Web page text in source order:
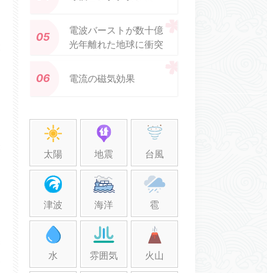
電波バーストが数十億
光年離れた地球に衝突
電流の磁気効果
太陽 地震 台風
津波 海洋 雹
水 雰囲気 火山